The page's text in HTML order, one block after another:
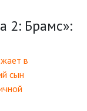
2: Брамс»:
в
сын